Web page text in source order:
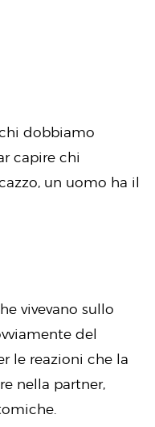
dobbiamo
capire chi
un uomo ha il
vivevano sullo
del
le reazioni che la
nella partner,